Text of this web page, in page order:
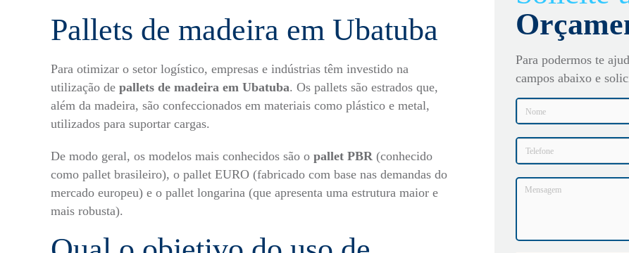
Pallets de madeira em Ubatuba
Para otimizar o setor logístico, empresas e indústrias têm investido na
utilização de pallets de madeira em Ubatuba. Os pallets são estrados que,
além da madeira, são confeccionados em materiais como plástico e metal,
utilizados para suportar cargas.
De modo geral, os modelos mais conhecidos são o pallet PBR (conhecido
como pallet brasileiro), o pallet EURO (fabricado com base nas demandas do
mercado europeu) e o pallet longarina (que apresenta uma estrutura maior e
mais robusta).
Para podermos te
campos abaixo e